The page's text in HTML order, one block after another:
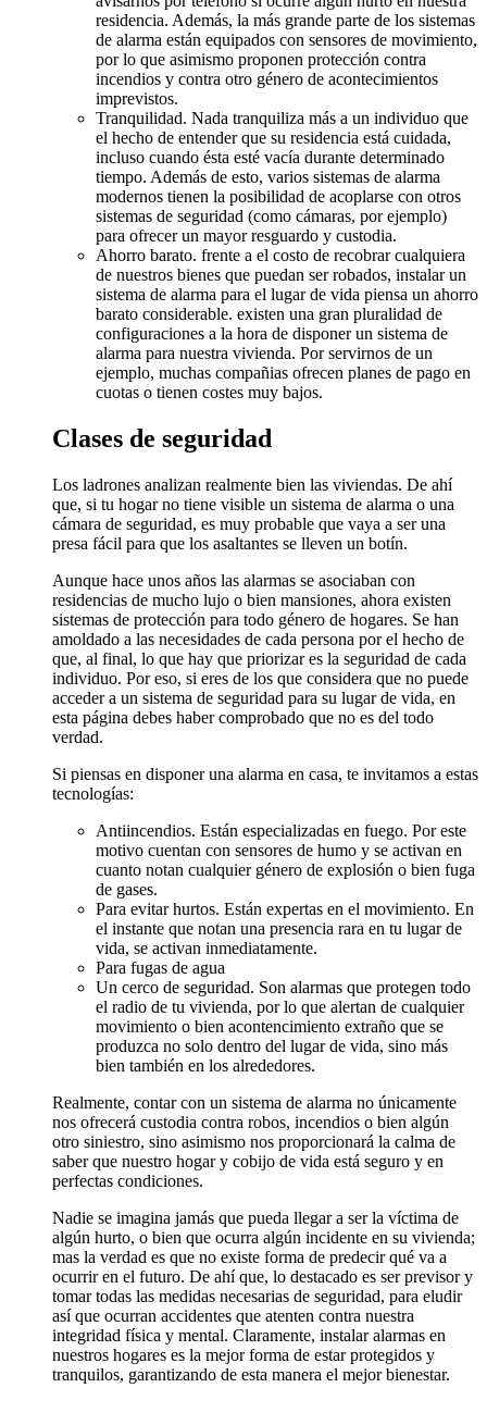
residencia. Además, la más grande parte de los sistemas
de alarma están equipados con sensores de movimiento,
por lo que asimismo proponen protección contra
incendios y contra otro género de acontecimientos
imprevistos.
Tranquilidad. Nada tranquiliza más a un individuo que
el hecho de entender que su residencia está cuidada,
incluso cuando ésta esté vacía durante determinado
tiempo. Además de esto, varios sistemas de alarma
modernos tienen la posibilidad de acoplarse con otros
sistemas de seguridad (como cámaras, por ejemplo)
para ofrecer un mayor resguardo y custodia.
Ahorro barato. frente a el costo de recobrar cualquiera
de nuestros bienes que puedan ser robados, instalar un
sistema de alarma para el lugar de vida piensa un ahorro
barato considerable. existen una gran pluralidad de
configuraciones a la hora de disponer un sistema de
alarma para nuestra vivienda. Por servirnos de un
ejemplo, muchas compañias ofrecen planes de pago en
cuotas o tienen costes muy bajos.
Clases de seguridad
Los ladrones analizan realmente bien las viviendas. De ahí
que, si tu hogar no tiene visible un sistema de alarma o una
cámara de seguridad, es muy probable que vaya a ser una
presa fácil para que los asaltantes se lleven un botín.
Aunque hace unos años las alarmas se asociaban con
residencias de mucho lujo o bien mansiones, ahora existen
sistemas de protección para todo género de hogares. Se han
amoldado a las necesidades de cada persona por el hecho de
que, al final, lo que hay que priorizar es la seguridad de cada
individuo. Por eso, si eres de los que considera que no puede
acceder a un sistema de seguridad para su lugar de vida, en
esta página debes haber comprobado que no es del todo
verdad.
Si piensas en disponer una alarma en casa, te invitamos a estas
tecnologías:
Antiincendios. Están especializadas en fuego. Por este
motivo cuentan con sensores de humo y se activan en
cuanto notan cualquier género de explosión o bien fuga
de gases.
Para evitar hurtos. Están expertas en el movimiento. En
el instante que notan una presencia rara en tu lugar de
vida, se activan inmediatamente.
Para fugas de agua
Un cerco de seguridad. Son alarmas que protegen todo
el radio de tu vivienda, por lo que alertan de cualquier
movimiento o bien acontencimiento extraño que se
produzca no solo dentro del lugar de vida, sino más
bien también en los alrededores.
Realmente, contar con un sistema de alarma no únicamente
nos ofrecerá custodia contra robos, incendios o bien algún
otro siniestro, sino asimismo nos proporcionará la calma de
saber que nuestro hogar y cobijo de vida está seguro y en
perfectas condiciones.
Nadie se imagina jamás que pueda llegar a ser la víctima de
algún hurto, o bien que ocurra algún incidente en su vivienda;
mas la verdad es que no existe forma de predecir qué va a
ocurrir en el futuro. De ahí que, lo destacado es ser previsor y
tomar todas las medidas necesarias de seguridad, para eludir
así que ocurran accidentes que atenten contra nuestra
integridad física y mental. Claramente, instalar alarmas en
nuestros hogares es la mejor forma de estar protegidos y
tranquilos, garantizando de esta manera el mejor bienestar.